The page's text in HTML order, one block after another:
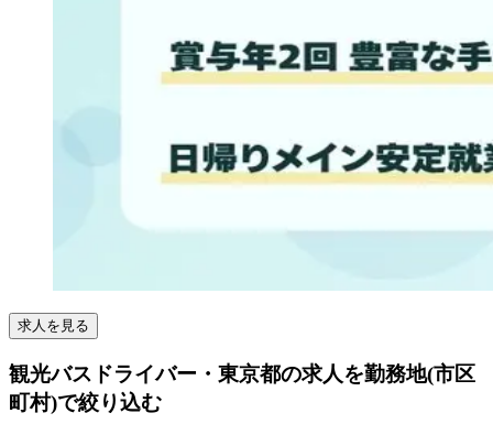
求人を見る
観光バスドライバー・東京都の求人を勤務地(市区
町村)で絞り込む